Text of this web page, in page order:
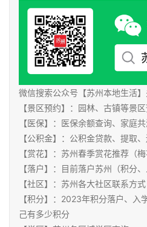
微信搜索公众号【苏州本地生活】
【景区预约】：园林、古镇等景
【医保】：医保余额查询、家庭
【公积金】：公积金贷款、提取
【赏花】：苏州春季赏花推荐（
【落户】：目前落户苏州（积分
【社区】：苏州各大社区联系方式
【积分】：2023年积分落户、入
己有多少积分